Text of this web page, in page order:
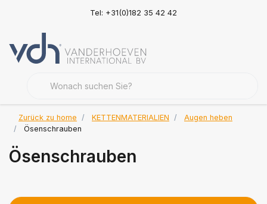
Tel: +31(0)182 35 42 42
Zurück zu home KETTENMATERIALIEN
Augen heben
Ösenschrauben
Ösenschrauben